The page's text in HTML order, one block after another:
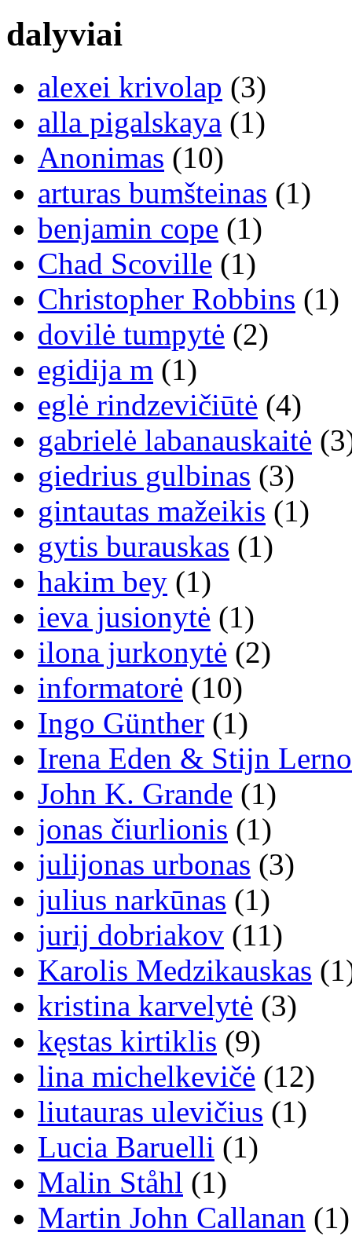
dalyviai
alexei krivolap (3)
alla pigalskaya (1)
Anonimas (10)
arturas bumšteinas (1)
benjamin cope (1)
Chad Scoville (1)
Christopher Robbins (1)
dovilė tumpytė (2)
egidija m (1)
eglė rindzevičiūtė (4)
gabrielė labanauskaitė
giedrius gulbinas (3)
gintautas mažeikis (1)
gytis burauskas (1)
hakim bey (1)
ieva jusionytė (1)
ilona jurkonytė (2)
informatorė (10)
Ingo Günther (1)
Irena Eden & Stijn
John K. Grande (1)
jonas čiurlionis (1)
julijonas urbonas (3)
julius narkūnas (1)
jurij dobriakov (11)
Karolis Medzikauskas
kristina karvelytė (3)
kęstas kirtiklis (9)
lina michelkevičė (12)
liutauras ulevičius (1)
Lucia Baruelli (1)
Malin Ståhl (1)
Martin John Callanan (1)